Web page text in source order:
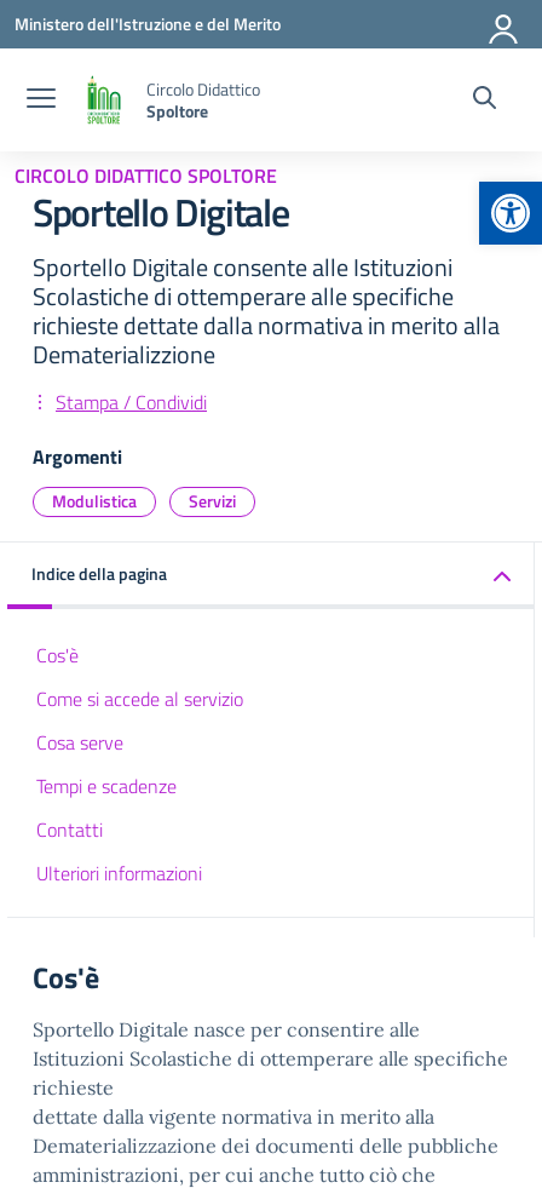
Vai ai contenuti
Vai al menu di navigazione
Vai al footer
Ministero dell'Istruzione e del Merito
Circolo Didattico
Spoltore
CIRCOLO DIDATTICO SPOLTORE
Sportello Digitale
Sportello Digitale consente alle Istituzioni
Scolastiche di ottemperare alle specifiche
richieste dettate dalla normativa in merito alla
Dematerializzione
Stampa / Condividi
Argomenti
Modulistica Servizi
Indice della pagina
Cos'è
Come si accede al servizio
Cosa serve
Tempi e scadenze
Contatti
Ulteriori informazioni
Cos'è
Sportello Digitale nasce per consentire alle
Istituzioni Scolastiche di ottemperare alle specifiche
richieste
dettate dalla vigente normativa in merito alla
Dematerializzazione dei documenti delle pubbliche
amministrazioni, per cui anche tutto ciò che